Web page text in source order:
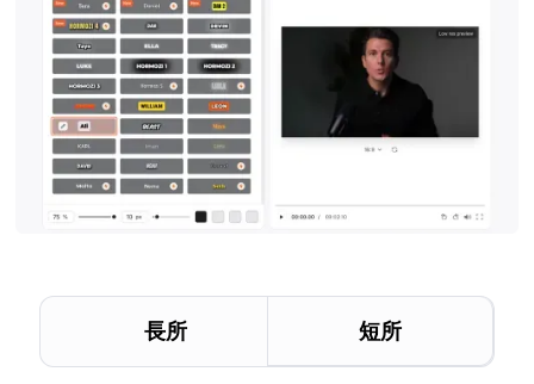
長所 短所